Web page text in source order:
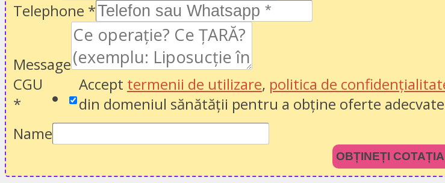
Telephone *
Message
CGU
*
Accept termenii de utilizare, politica de
din domeniul sănătății pentru a obține oferte
Name
OBȚINEȚI